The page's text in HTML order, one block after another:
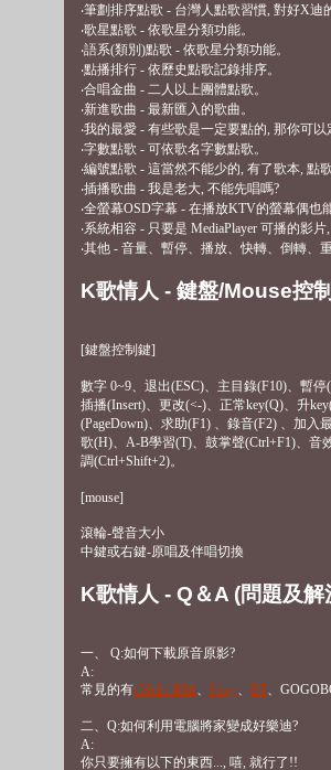
‧筆劃排序點歌 - 台灣人點歌習慣, 對好X迪
‧歌星點歌 - 依歌星分類功能。
‧語系(類別)點歌 - 依歌星分類功能。
‧點播排行 - 依歷史點歌記錄排序。
‧合唱金曲 - 二人以上團體點歌。
‧新進歌曲 - 最新匯入的歌曲。
‧我的最愛 - 有些歌是一定要點的, 那你可
‧字數點歌 - 可依歌名字數點歌。
‧編號點歌 - 這當然不能少的, 有了歌本, 點
‧插播歌曲 - 我是老大, 不能先唱嗎?
‧全螢幕OSD字幕 - 在播放KTV的螢幕偶也
‧系統相容 - 只要是 MediaPlayer 可播的影
‧其他 - 音量、暫停、播放、快轉、倒轉、
K歌情人 - 鍵盤/Mouse控
[鍵盤控制鍵]
數字 0~9、退出(ESC)、主目錄(F10)、暫
插播(Insert)、更改(<-)、正常key(Q)、升
(PageDown)、求助(F1) 、錄音(F2) 、加入
歌(H)、A-B學習(T)、鼓掌聲(Ctrl+F1)、音
調(Ctrl+Shift+2)。
[mouse]
滾輪-聲音大小
中鍵或右鍵-原唱及伴唱切換
K歌情人 - Q＆A (問題及解
一、 Q:如何下載原音原影?
A:
常見的有eMule 電驢、 Foxy、 BT、
二、Q:如何利用電腦將家變成好樂迪?
A:
你只要擁有以下的東西..., 嘻, 就行了!!